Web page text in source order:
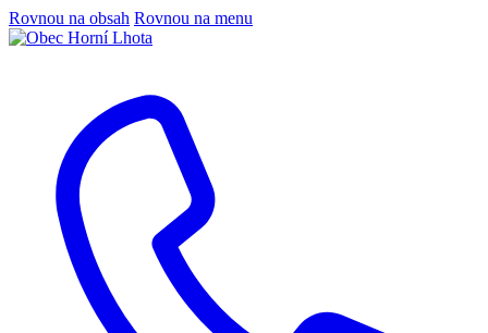
Rovnou na obsah Rovnou na menu